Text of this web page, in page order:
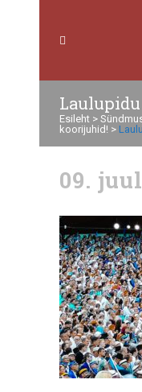
Laulupidu
Esileht >
koorijuhid! >
09.